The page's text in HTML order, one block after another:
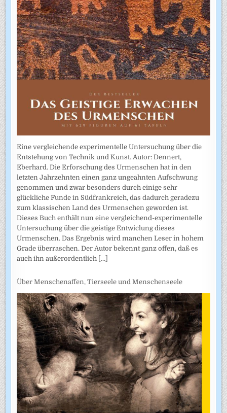
Eine vergleichende experimentelle Untersuchung über die
Entstehung von Technik und Kunst. Autor: Dennert,
Eberhard. Die Erforschung des Urmenschen hat in den
letzten Jahrzehnten einen ganz ungeahnten Aufschwung
genommen und zwar besonders durch einige sehr
glückliche Funde in Südfrankreich, das dadurch geradezu
zum klassischen Land des Urmenschen geworden ist.
Dieses Buch enthält nun eine vergleichend-experimentelle
Untersuchung über die geistige Entwiclung dieses
Urmenschen. Das Ergebnis wird manchen Leser in hohem
Grade überraschen. Der Autor bekennt ganz offen, daß es
auch ihn außerordentlich [...]
Über Menschenaffen, Tierseele und Menschenseele